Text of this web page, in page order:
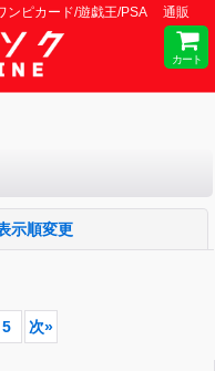
ンピカード/遊戯王/PSA 通販
カート
示順変更
5 次»